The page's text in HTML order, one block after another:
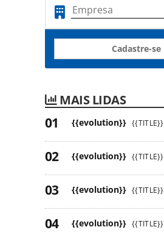
Cadastre-se
MAIS LIDAS
{{evolution}} {{TITLE}}
{{evolution}} {{TITLE}}
{{evolution}} {{TITLE}}
{{evolution}} {{TITLE}}